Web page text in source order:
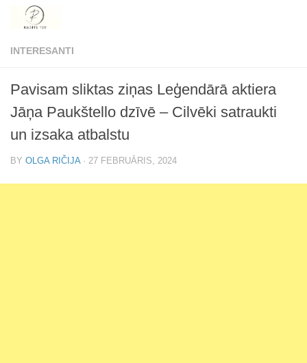
Skip to content
INTERESANTI
Pavisam sliktas ziņas Leģendārā aktiera
Jāņa Paukštello dzīvē – Cilvēki satraukti
un izsaka atbalstu
BY OLGA RIČIJA · 27 FEBRUĀRIS, 2024